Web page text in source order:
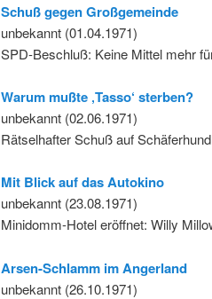
Schuß gegen Großgemeinde
unbekannt (01.04.1971)
SPD-Beschluß: Keine Mittel mehr
Warum mußte ‚Tasso‘ sterben?
unbekannt (02.06.1971)
Rätselhafter Schuß auf
Mit Blick auf das Autokino
unbekannt (23.08.1971)
Minidomm-Hotel eröffnet: Willy
Arsen-Schlamm im Angerland
unbekannt (26.10.1971)